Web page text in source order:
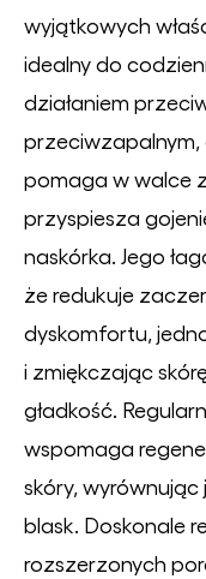
wyjątkowych
idealny do
działaniem
przeciwzapalnym,
pomaga w walce
przyspiesza
naskórka. Jego
że redukuje
dyskomfortu,
i zmiękczając
gładkość.
wspomaga
skóry,
blask. Doskonale
rozszerzonych